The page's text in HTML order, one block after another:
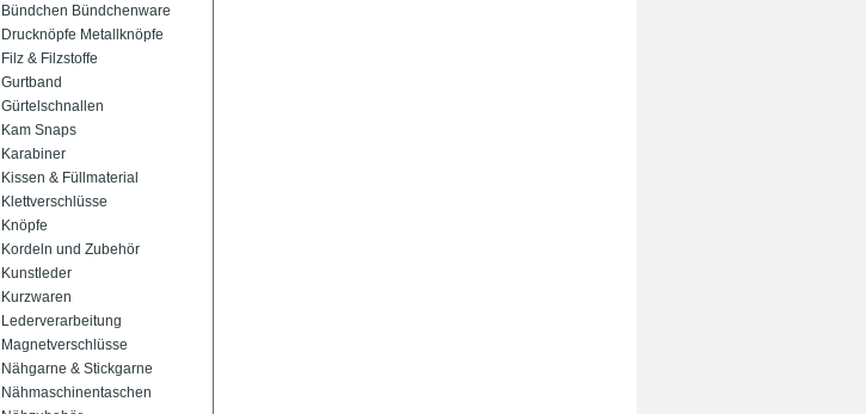
Bündchen Bündchenware
Drucknöpfe Metallknöpfe
Filz & Filzstoffe
Gurtband
Gürtelschnallen
Kam Snaps
Karabiner
Kissen & Füllmaterial
Klettverschlüsse
Knöpfe
Kordeln und Zubehör
Kunstleder
Kurzwaren
Lederverarbeitung
Magnetverschlüsse
Nähgarne & Stickgarne
Nähmaschinentaschen